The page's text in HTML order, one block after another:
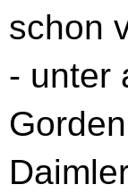
schon
- unter